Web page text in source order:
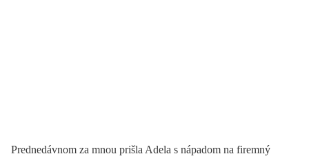
Prednedávnom za mnou prišla Adela s nápadom na firemný